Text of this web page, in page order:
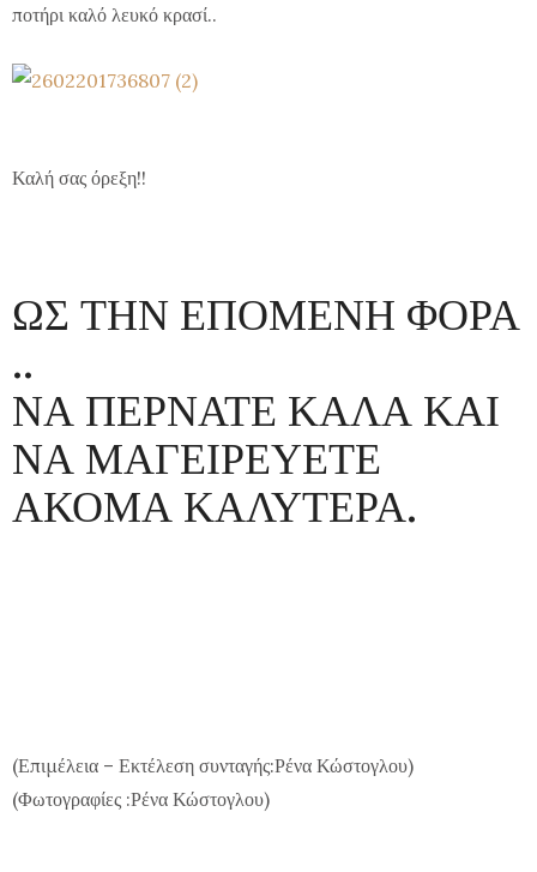
ποτήρι καλό λευκό κρασί..
Καλή σας όρεξη!!
ΩΣ ΤΗΝ ΕΠΟΜΕΝΗ ΦΟΡΑ
..
ΝΑ ΠΕΡΝΑΤΕ ΚΑΛΑ ΚΑΙ
ΝΑ ΜΑΓΕΙΡΕΥΕΤΕ
ΑΚΟΜΑ ΚΑΛΥΤΕΡΑ.
(Επιμέλεια – Εκτέλεση συνταγής:Ρένα Κώστογλου)
(Φωτογραφίες :Ρένα Κώστογλου)